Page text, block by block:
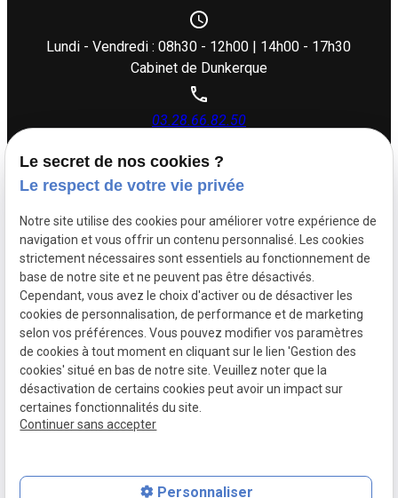
Lundi - Vendredi : 08h30 - 12h00 | 14h00 - 17h30
Cabinet de Dunkerque
03.28.66.82.50
26 rue Dupouy,
59140 Dunkerque
Lundi - Vendredi : 08h30 - 12h00 | 14h00 - 17h30
Mentions légales
Politique de
confidentialité
Plan du
Gestion des cookies
Siret :88505383500017
Le secret de nos cookies ?
Le respect de votre vie privée
Notre site utilise des cookies pour améliorer votre expérience de
navigation et vous offrir un contenu personnalisé. Les cookies
strictement nécessaires sont essentiels au fonctionnement de
base de notre site et ne peuvent pas être désactivés.
Cependant, vous avez le choix d'activer ou de désactiver les
cookies de personnalisation, de performance et de marketing
selon vos préférences. Vous pouvez modifier vos paramètres
de cookies à tout moment en cliquant sur le lien 'Gestion des
cookies' situé en bas de notre site. Veuillez noter que la
désactivation de certains cookies peut avoir un impact sur
certaines fonctionnalités du site.
Continuer sans accepter
Personnaliser